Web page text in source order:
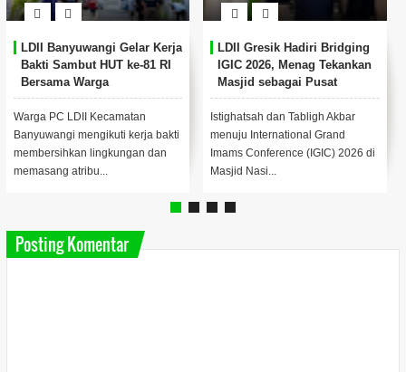
LDII Banyuwangi Gelar Kerja
Bakti Sambut HUT ke-81 RI
Bersama Warga
Warga PC LDII Kecamatan
Banyuwangi mengikuti kerja bakti
membersihkan lingkungan dan
memasang atribu...
LDII Gresik Hadiri Bridging
IGIC 2026, Menag Tekankan
Masjid sebagai Pusat
Pemberdayaan Umat
Istighatsah dan Tabligh Akbar
menuju International Grand
Imams Conference (IGIC) 2026 di
Masjid Nasi...
Posting Komentar